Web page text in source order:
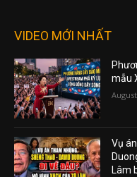
VIDEO MỚI NHẤT
mẫu
Vụ
Lâm